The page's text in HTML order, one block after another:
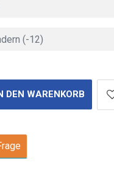
DEN WARENKORB